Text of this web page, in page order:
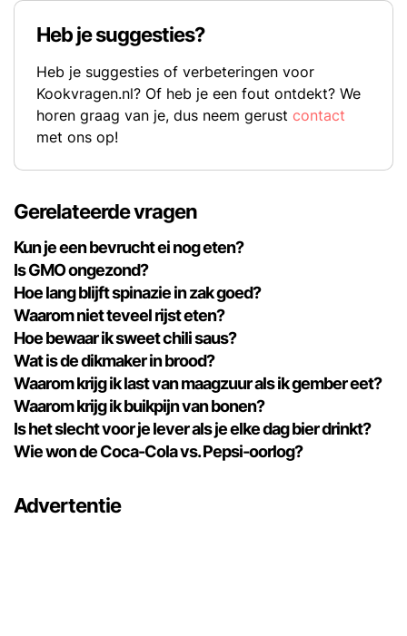
Heb je suggesties?
Heb je suggesties of verbeteringen voor
Kookvragen.nl? Of heb je een fout ontdekt? We
horen graag van je, dus neem gerust contact
met ons op!
Gerelateerde vragen
Kun je een bevrucht ei nog eten?
Is GMO ongezond?
Hoe lang blijft spinazie in zak goed?
Waarom niet teveel rijst eten?
Hoe bewaar ik sweet chili saus?
Wat is de dikmaker in brood?
Waarom krijg ik last van maagzuur als ik gember eet?
Waarom krijg ik buikpijn van bonen?
Is het slecht voor je lever als je elke dag bier drinkt?
Wie won de Coca-Cola vs. Pepsi-oorlog?
Advertentie